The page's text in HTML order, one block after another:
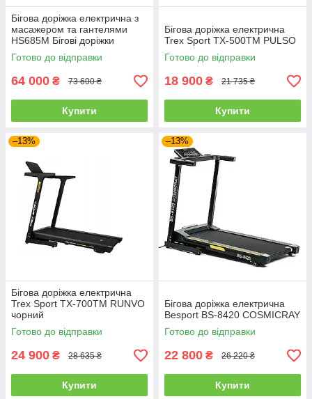
Бігова доріжка електрична з
масажером та гантелями
HS685M Бігові доріжки
Готово до відправки
64 000 ₴ 73 600 ₴
Купити
Бігова доріжка електрична
Trex Sport TX-500TM PULSO
Готово до відправки
18 900 ₴ 21 735 ₴
Купити
–13%
Бігова доріжка електрична
Trex Sport TX-700TM RUNVO
чорний
Готово до відправки
24 900 ₴ 28 635 ₴
Купити
–13%
Бігова доріжка електрична
Besport BS-8420 COSMICRAY
Готово до відправки
22 800 ₴ 26 220 ₴
Купити